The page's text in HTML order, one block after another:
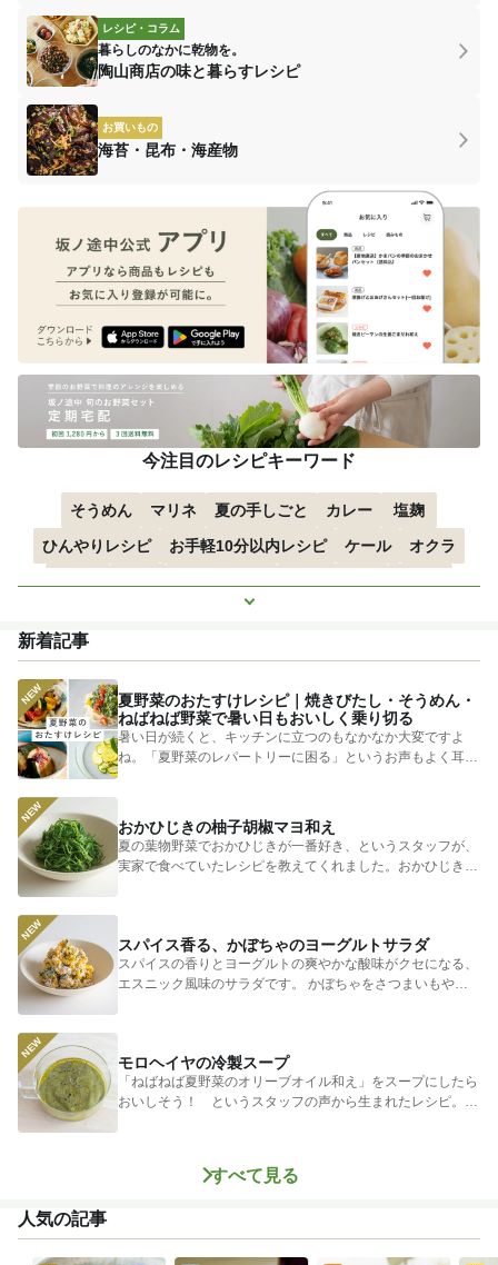
レシピ・コラム
暮らしのなかに乾物を。
陶山商店の味と暮らすレシピ
お買いもの
海苔・昆布・海産物
今注目のレシピキーワード
そうめん マリネ 夏の手しごと カレー
塩麹
ひんやりレシピ
お手軽10分以内レシピ ケール
オクラ
空心菜
枝豆 すずかぼちゃ つるむらさき
トマト
もっと見る
新着記事
夏野菜のおたすけレシピ｜焼きびたし・そうめん・
ねばねば野菜で暑い日もおいしく乗り切る
暑い日が続くと、キッチンに立つのもなかなか大変ですよ
ね。「夏野菜のレパートリーに困る」というお声もよく耳に
します。 そ...
おかひじきの柚子胡椒マヨ和え
夏の葉物野菜でおかひじきが一番好き、というスタッフが、
実家で食べていたレシピを教えてくれました。おかひじきの
スパイス香る、かぼちゃのヨーグルトサラダ
スパイスの香りとヨーグルトの爽やかな酸味がクセになる、
エスニック風味のサラダです。 かぼちゃをさつまいもやじ
モロヘイヤの冷製スープ
「ねばねば夏野菜のオリーブオイル和え」をスープにしたら
おいしそう！ というスタッフの声から生まれたレシピ。つ
すべて見る
人気の記事